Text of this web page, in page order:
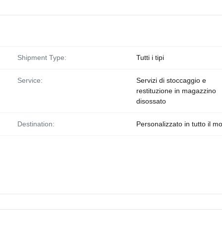
Shipment Type: Tutti i tipi
Service:
Servizi di stoccaggio e
restituzione in magazzino
disossato
Destination: Personalizzato in tutto il